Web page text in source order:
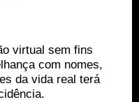
virtual sem fins
com nomes,
da vida real terá